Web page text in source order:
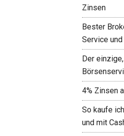
Zinsen
Bester
Service
Der
4% Zinsen
So kaufe
und mit